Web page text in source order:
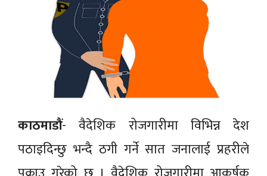
काठमाडौं- वैदेशिक रोजगारीमा विभिन्न देश
पठाइदिन्छु भन्दै ठगी गर्ने सात जनालाई प्रहरीले